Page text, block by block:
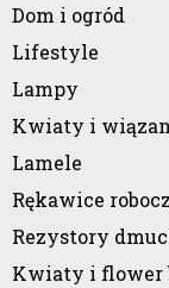
Dom i ogród
Lifestyle
Lampy
Kwiaty i
Lamele
Rękawice
Rezystory
Kwiaty i flower